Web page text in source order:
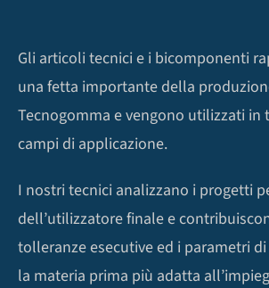
Gli articoli tecnici e i bicomponenti
una fetta importante della
Tecnogomma e vengono utilizzati
campi di applicazione.
I nostri tecnici analizzano i progetti
dell’utilizzatore finale e
tolleranze esecutive ed i parametri
la materia prima più adatta